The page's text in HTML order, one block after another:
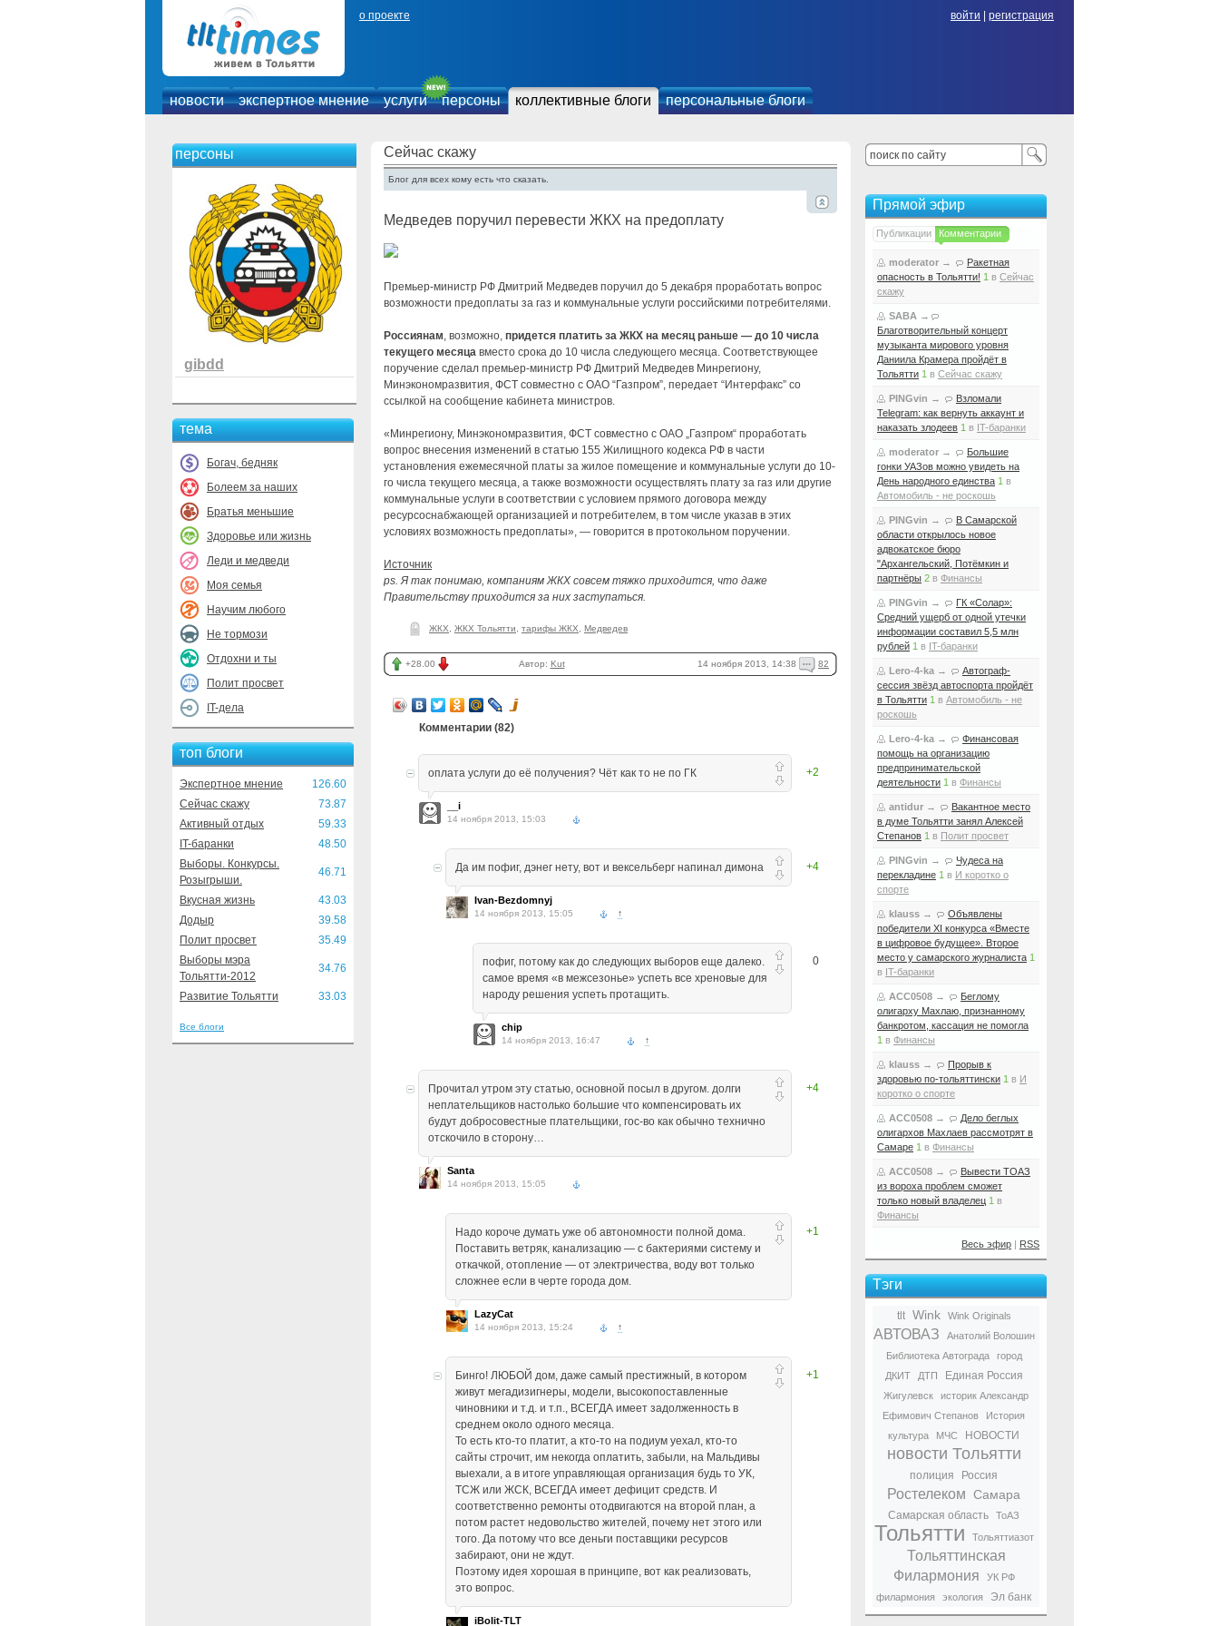
о проекте войти регистрация
новости экспертное мнение услуги персоны коллективные блоги персональные блоги
персоны
gibdd
тема
Богач, бедняк
Болеем за наших
Братья меньшие
Здоровье или жизнь
Леди и медведи
Моя семья
Научим любого
Не тормози
Отдохни и ты
Полит просвет
IT-дела
топ блоги
Экспертное мнение
126.60
Сейчас скажу
73.87
Активный отдых
59.33
IT-баранки
48.50
Выборы. Конкурсы.
Розыгрыши.
46.71
Вкусная жизнь
43.03
Додыр
39.58
Полит просвет
35.49
Выборы мэра
Тольятти-2012
34.76
Развитие Тольятти 33.03
Все блоги
Сейчас скажу
Блог для всех кому есть что сказать.
Медведев поручил перевести ЖКХ на предоплату
Премьер-министр РФ Дмитрий Медведев поручил до 5 декабря проработать вопрос
возможности предоплаты за газ и коммунальные услуги российскими потребителями.
Россиянам, возможно, придется платить за ЖКХ на месяц раньше — до 10 числа
текущего месяца вместо срока до 10 числа следующего месяца. Соответствующее
поручение сделал премьер-министр РФ Дмитрий Медведев Минрегиону,
Минэкономразвития, ФСТ совместно с ОАО “Газпром”, передает “Интерфакс” со
ссылкой на сообщение кабинета министров.
«Минрегиону, Минэкономразвития, ФСТ совместно с ОАО „Газпром“ проработать
вопрос внесения изменений в статью 155 Жилищного кодекса РФ в части
установления ежемесячной платы за жилое помещение и коммунальные услуги до 10-
го числа текущего месяца, а также возможности осуществлять плату за газ или другие
коммунальные услуги в соответствии с условием прямого договора между
ресурсоснабжающей организацией и потребителем, в том числе указав в этих
условиях возможность предоплаты», — говорится в протокольном поручении.
Источник
ps. Я так понимаю, компаниям ЖКХ совсем тяжко приходится, что даже
Правительству приходится за них заступаться.
ЖКХ ЖКХ Тольятти тарифы ЖКХ Медведев
+28.00 Автор: Kut 14 ноября 2013, 14:38 82
Комментарии (82)
+2
оплата услуги до её получения? Чёт как то не по ГК
__i
14 ноября 2013, 15:03
+4
Да им пофиг, дэнег нету, вот и вексельберг напинал димона
Ivan-Bezdomnyj
14 ноября 2013, 15:05 ↑
0
пофиг, потому как до следующих выборов еще далеко.
самое время «в межсезонье» успеть все хреновые для
народу решения успеть протащить.
chip
14 ноября 2013, 16:47 ↑
+4
Прочитал утром эту статью, основной посыл в другом. долги
неплательщиков настолько большие что компенсировать их
будут добросовестные плательщики, гос-во как обычно технично
отскочило в сторону…
Santa
14 ноября 2013, 15:05
+1
Надо короче думать уже об автономности полной дома.
Поставить ветряк, канализацию — с бактериями систему и
откачкой, отопление — от электричества, воду вот только
сложнее если в черте города дом.
LazyCat
14 ноября 2013, 15:24 ↑
+1
Бинго! ЛЮБОЙ дом, даже самый престижный, в котором
живут мегадизигнеры, модели, высокопоставленные
чиновники и т.д. и т.п., ВСЕГДА имеет задолженность в
среднем около одного месяца.
То есть кто-то платит, а кто-то на подиум уехал, кто-то
сайты строчит, им некогда оплатить, забыли, на Мальдивы
выехали, а в итоге управляющая организация будь то УК,
ТСЖ или ЖСК, ВСЕГДА имеет дефицит средств. И
соответственно ремонты отодвигаются на второй план, а
потом растет недовольство жителей, почему нет этого или
того. Да потому что все деньги поставщики ресурсов
забирают, они не ждут.
Поэтому идея хорошая в принципе, вот как реализовать,
это вопрос.
iBolit-TLT
Прямой эфир
Публикации Комментарии
moderator →
Ракетная
опасность в Тольятти! 1 в Сейчас
скажу
SABA →
Благотворительный концерт
музыканта мирового уровня
Даниила Крамера пройдёт в
Тольятти 1 в Сейчас скажу
PINGvin →
Взломали
Telegram: как вернуть аккаунт и
наказать злодеев 1 в IT-баранки
moderator →
Большие
гонки УАЗов можно увидеть на
День народного единства 1 в
Автомобиль - не роскошь
PINGvin →
В Самарской
области открылось новое
адвокатское бюро
"Архангельский, Потёмкин и
партнёры 2 в Финансы
PINGvin →
ГК «Солар»:
Средний ущерб от одной утечки
информации составил 5,5 млн
рублей 1 в IT-баранки
Lero-4-ka →
Автограф-
сессия звёзд автоспорта пройдёт
в Тольятти 1 в Автомобиль - не
роскошь
Lero-4-ka →
Финансовая
помощь на организацию
предпринимательской
деятельности 1 в Финансы
antidur →
Вакантное место
в думе Тольятти занял Алексей
Степанов 1 в Полит просвет
PINGvin →
Чудеса на
перекладине 1 в И коротко о
спорте
klauss →
Объявлены
победители XI конкурса «Вместе
в цифровое будущее». Второе
место у самарского журналиста 1
в IT-баранки
ACC0508 →
Беглому
олигарху Махлаю, признанному
банкротом, кассация не помогла
1 в Финансы
klauss →
Прорыв к
здоровью по-тольяттински 1 в И
коротко о спорте
ACC0508 →
Дело беглых
олигархов Махлаев рассмотрят в
Самаре 1 в Финансы
ACC0508 →
Вывести ТОАЗ
из вороха проблем сможет
только новый владелец 1 в
Финансы
Весь эфир | RSS
Тэги
tlt Wink Wink Originals
АВТОВАЗ
Анатолий Волошин
Библиотека Автограда
город
ДКИТ
ДТП Единая Россия
Жигулевск
историк Александр
Ефимович Степанов
История
культура
МЧС НОВОСТИ
новости Тольятти
полиция Россия
Ростелеком Самара
Самарская область ТоАЗ
Тольятти Тольяттиазот
Тольяттинская
Филармония
УК РФ
филармония
экология Эл банк